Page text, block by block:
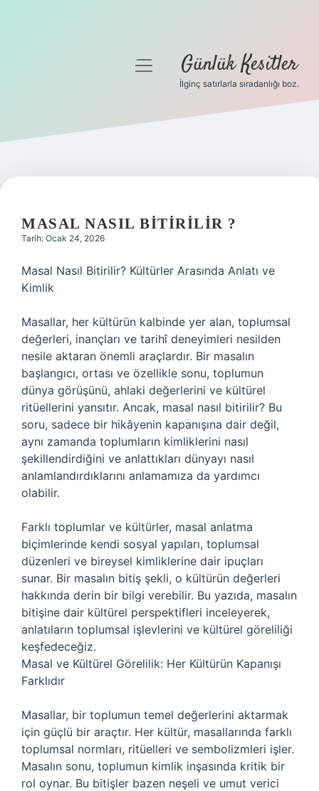
Hakkımızda
Yasal Uyarı
menüyü
Günlük Kesitler
İlginç satırlarla sıradanlığı boz.
MASAL NASIL BITIRILIR ?
Tarih: Ocak 24, 2026
Masal Nasıl Bitirilir? Kültürler Arasında Anlatı ve
Kimlik
Masallar, her kültürün kalbinde yer alan, toplumsal
değerleri, inançları ve tarihî deneyimleri nesilden
nesile aktaran önemli araçlardır. Bir masalın
başlangıcı, ortası ve özellikle sonu, toplumun
dünya görüşünü, ahlaki değerlerini ve kültürel
ritüellerini yansıtır. Ancak, masal nasıl bitirilir? Bu
soru, sadece bir hikâyenin kapanışına dair değil,
aynı zamanda toplumların kimliklerini nasıl
şekillendirdiğini ve anlattıkları dünyayı nasıl
anlamlandırdıklarını anlamamıza da yardımcı
olabilir.
Farklı toplumlar ve kültürler, masal anlatma
biçimlerinde kendi sosyal yapıları, toplumsal
düzenleri ve bireysel kimliklerine dair ipuçları
sunar. Bir masalın bitiş şekli, o kültürün değerleri
hakkında derin bir bilgi verebilir. Bu yazıda, masalın
bitişine dair kültürel perspektifleri inceleyerek,
anlatıların toplumsal işlevlerini ve kültürel göreliliği
keşfedeceğiz.
Masal ve Kültürel Görelilik: Her Kültürün Kapanışı
Farklıdır
Masallar, bir toplumun temel değerlerini aktarmak
için güçlü bir araçtır. Her kültür, masallarında farklı
toplumsal normları, ritüelleri ve sembolizmleri işler.
Masalın sonu, toplumun kimlik inşasında kritik bir
rol oynar. Bu bitişler bazen neşeli ve umut verici